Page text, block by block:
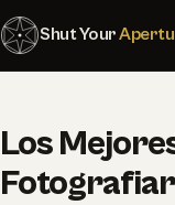
Shut Your
Los